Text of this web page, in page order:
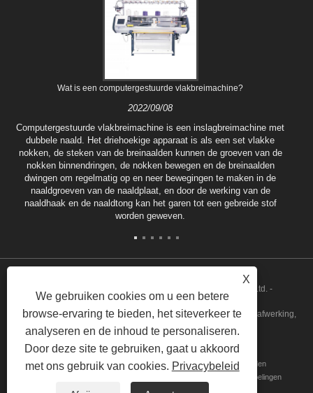
Wat is een computergestuurde vlakbreimachine?
2022/09/08
Computergestuurde vlakbreimachine is een inslagbreimachine met
dubbele naald. Het driehoekige apparaat is als een set vlakke
nokken, de steken van de breinaalden kunnen de groeven van de
nokken binnendringen, de nokken bewegen en de breinaalden
dwingen om regelmatig op en neer bewegingen te maken in de
naaldgroeven van de naaldplaat, en door de werking van de
naaldhaak en de naaldtong kan het garen tot een gebreide stof
worden geweven.
Copyright © 2022 Tongxiang Qianglong Machinery Co., Ltd. -
Geautomatiseerde vlakbreimachine, garenkamsysteem zonder afwerking,
gemotoriseerde invoer - Alle rechten voorbehouden.
Huis Over ons Producten Nieuws
Downloaden
Koppelingen
Sitemap
XML
X
We gebruiken cookies om u een betere
browse-ervaring te bieden, het siteverkeer te
analyseren en de inhoud te personaliseren.
Door deze site te gebruiken, gaat u akkoord
met ons gebruik van cookies. Privacybeleid